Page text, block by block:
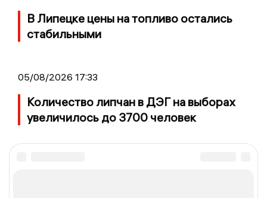
В Липецке цены на топливо остались
стабильными
05/08/2026 17:33
Количество липчан в ДЭГ на выборах
увеличилось до 3700 человек